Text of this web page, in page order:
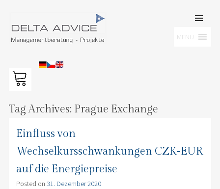
CONTENT
MENU
Tag Archives: Prague Exchange
Einfluss von
Wechselkursschwankungen CZK-EUR
auf die Energiepreise
Posted on 31. Dezember 2020